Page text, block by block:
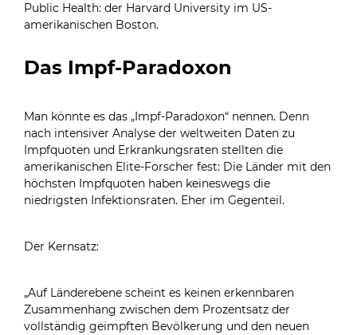
Public Health: der Harvard University im US-
amerikanischen Boston.
Das Impf-Paradoxon
Man könnte es das „Impf-Paradoxon“ nennen. Denn
nach intensiver Analyse der weltweiten Daten zu
Impfquoten und Erkrankungsraten stellten die
amerikanischen Elite-Forscher fest: Die Länder mit den
höchsten Impfquoten haben keineswegs die
niedrigsten Infektionsraten. Eher im Gegenteil.
Der Kernsatz:
„Auf Länderebene scheint es keinen erkennbaren
Zusammenhang zwischen dem Prozentsatz der
vollständig geimpften Bevölkerung und den neuen